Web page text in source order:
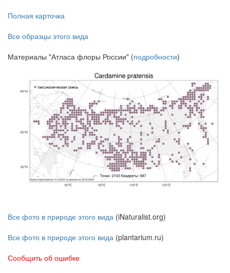
Полная карточка
Все образцы этого вида
Материалы "Атласа флоры России" (подробности)
Все фото в природе этого вида (iNaturalist.org)
Все фото в природе этого вида (plantarium.ru)
Сообщить об ошибке